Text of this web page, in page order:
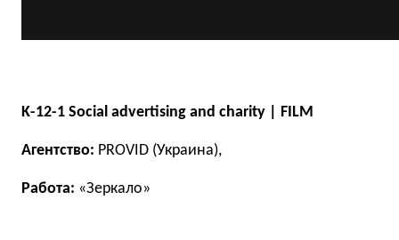
K-12-1 Social advertising and charity | FILM
Агентство: PROVID (Украина),
Работа: «Зеркало»